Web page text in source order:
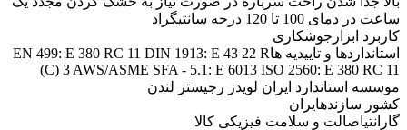
ساعت در دمای 100 تا 120 درجه سانتیگراد
کاربرد ابزار جوشکاری
استانداردها و تاییدیه هاEN 499: E 380 RC 11 DIN 1913: E 43 22 R
(C) 3 AWS/ASME SFA - 5.1: E 6013 ISO 2560: E 380 RC 11
موسسه استاندارد ایران لویدز رجیستر لندن
کشور سازندهایران
گارانتیاصالت و سلامت فیزیکی کالا